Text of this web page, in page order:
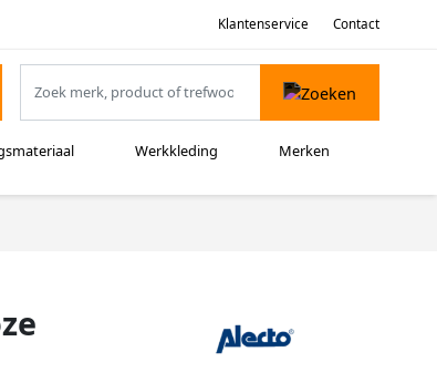
Klantenservice Contact
Werkkleding Merken